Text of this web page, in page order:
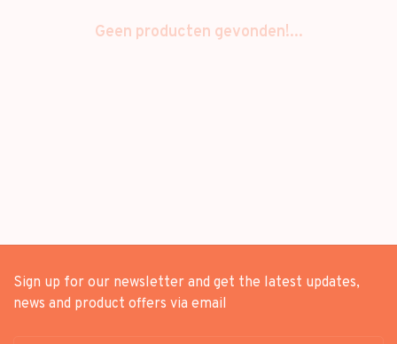
Geen producten gevonden!...
Sign up for our newsletter and get the latest updates,
news and product offers via email